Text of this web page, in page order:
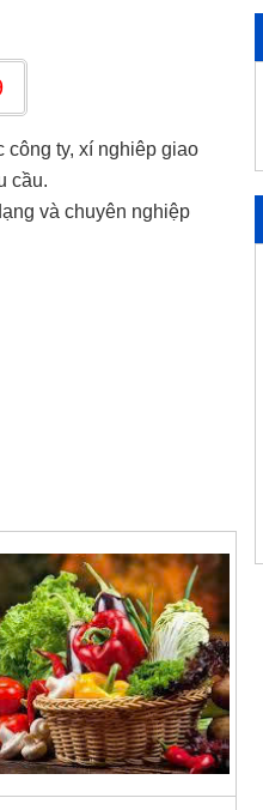
công ty, xí nghiêp giao
cầu.
và chuyên nghiệp